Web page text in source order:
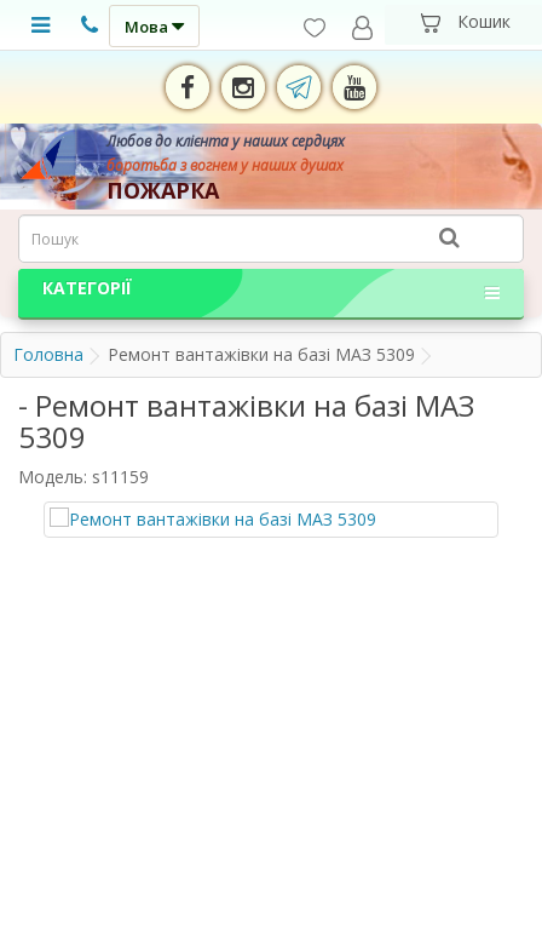
Мова
Любов до клієнта у наших сердцях
боротьба з вогнем у наших душах
ПОЖАРКА
КАТЕГОРІЇ
Головна Ремонт вантажівки на базі МАЗ 5309
- Ремонт вантажівки на базі МАЗ
5309
Модель: s11159